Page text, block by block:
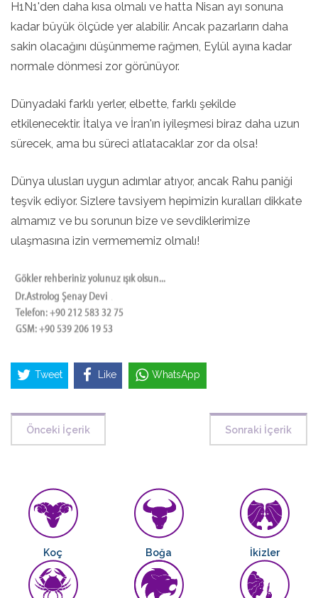
H1N1'den daha kısa olmalı ve hatta Nisan ayı sonuna
kadar büyük ölçüde yer alabilir. Ancak pazarların daha
sakin olacağını düşünmeme rağmen, Eylül ayına kadar
normale dönmesi zor görünüyor.
Dünyadaki farklı yerler, elbette, farklı şekilde
etkilenecektir. İtalya ve İran'ın iyileşmesi biraz daha uzun
sürecek, ama bu süreci atlatacaklar zor da olsa!
Dünya ulusları uygun adımlar atıyor, ancak Rahu paniği
teşvik ediyor. Sizlere tavsiyem hepimizin kuralları dikkate
almamız ve bu sorunun bize ve sevdiklerimize
ulaşmasına izin vermememiz olmalı!
Tweet Like WhatsApp
Önceki İçerik Sonraki İçerik
Koç Boğa İkizler